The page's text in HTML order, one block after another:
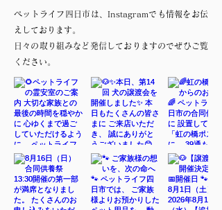
ペットライフ四日市は、Instagramでも情報をお伝
えしております。
日々の取り組みなど発信しておりますのでぜひご覧
ください。